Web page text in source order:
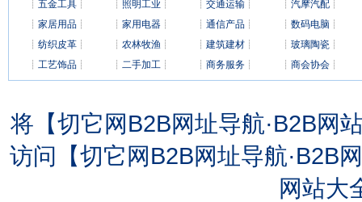
┊ 五金工具 ┊ ┊ 照明工业 ┊ ┊ 交通运输 ┊ ┊ 汽摩汽配┊
┊ 家居用品 ┊ ┊ 家用电器 ┊ ┊ 通信产品 ┊ ┊ 数码电脑 ┊
┊ 纺织皮革 ┊ ┊ 农林牧渔 ┊ ┊ 建筑建材 ┊ ┊ 玻璃陶瓷┊
┊ 工艺饰品 ┊ ┊ 二手加工 ┊ ┊ 商务服务 ┊ ┊ 商会协会┊
将【切它网B2B网址导航·B2B网
访问【切它网B2B网址导航·B2B
网站大